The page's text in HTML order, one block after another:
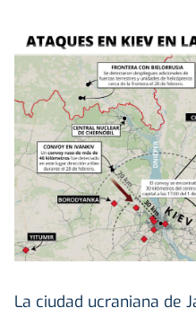
La ciudad ucraniana de